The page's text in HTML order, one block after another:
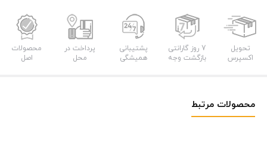
تحویل
اکسپرس
7 روز گارانتی
بازگشت وجه
پشتیبانی
همیشگی
پرداخت در
محل
محصولات
اصل
محصولات مرتبط